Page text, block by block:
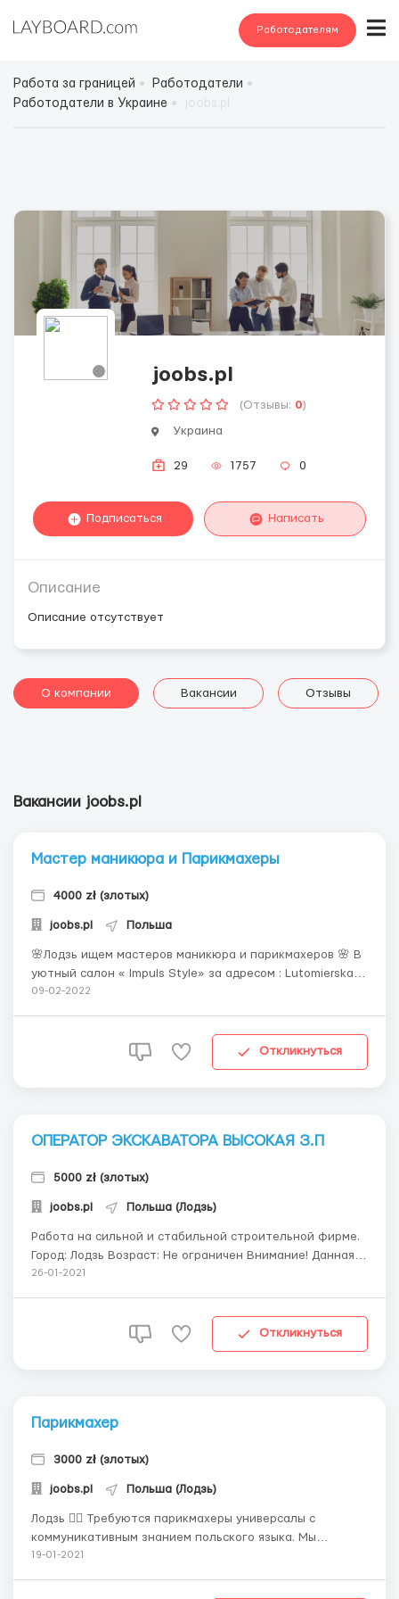
Работодателям
Работа за границей
Работодатели
Работодатели в Украине
joobs.pl
(Отзывы: 0)
Украина
29 1757 0
Подписаться Написать
Описание
Описание отсутствует
О компании Вакансии Отзывы
Вакансии joobs.pl
Мастер маникюра и Парикмахеры
4000 zł (злотых)
joobs.pl Польша
🌸Лодзь ищем мастеров маникюра и парикмахеров 🌸 В
уютный салон « Impuls Style» за адресом : Lutomierska
83, требуются мастера : 1️⃣ Парикмахеры универсалы 2️⃣
для комфортной ра...
09-02-2022
Откликнуться
ОПЕРАТОР ЭКСКАВАТОРА ВЫСОКАЯ З.П
5000 zł (злотых)
joobs.pl Польша (Лодзь)
Работа на сильной и стабильной строительной фирме.
Город: Лодзь Возраст: Не ограничен Внимание! Данная
Вакансия рассматривает исключительно специалистов.
Koparka Jednonaczyniowa...
26-01-2021
Откликнуться
Парикмахер
3000 zł (злотых)
joobs.pl Польша (Лодзь)
Лодзь 💇‍♀ Требуются парикмахеры универсалы с
коммуникативным знанием польского языка. Мы
предлагаем: 📌 Официальное трудойстройство 📌
19-01-2021